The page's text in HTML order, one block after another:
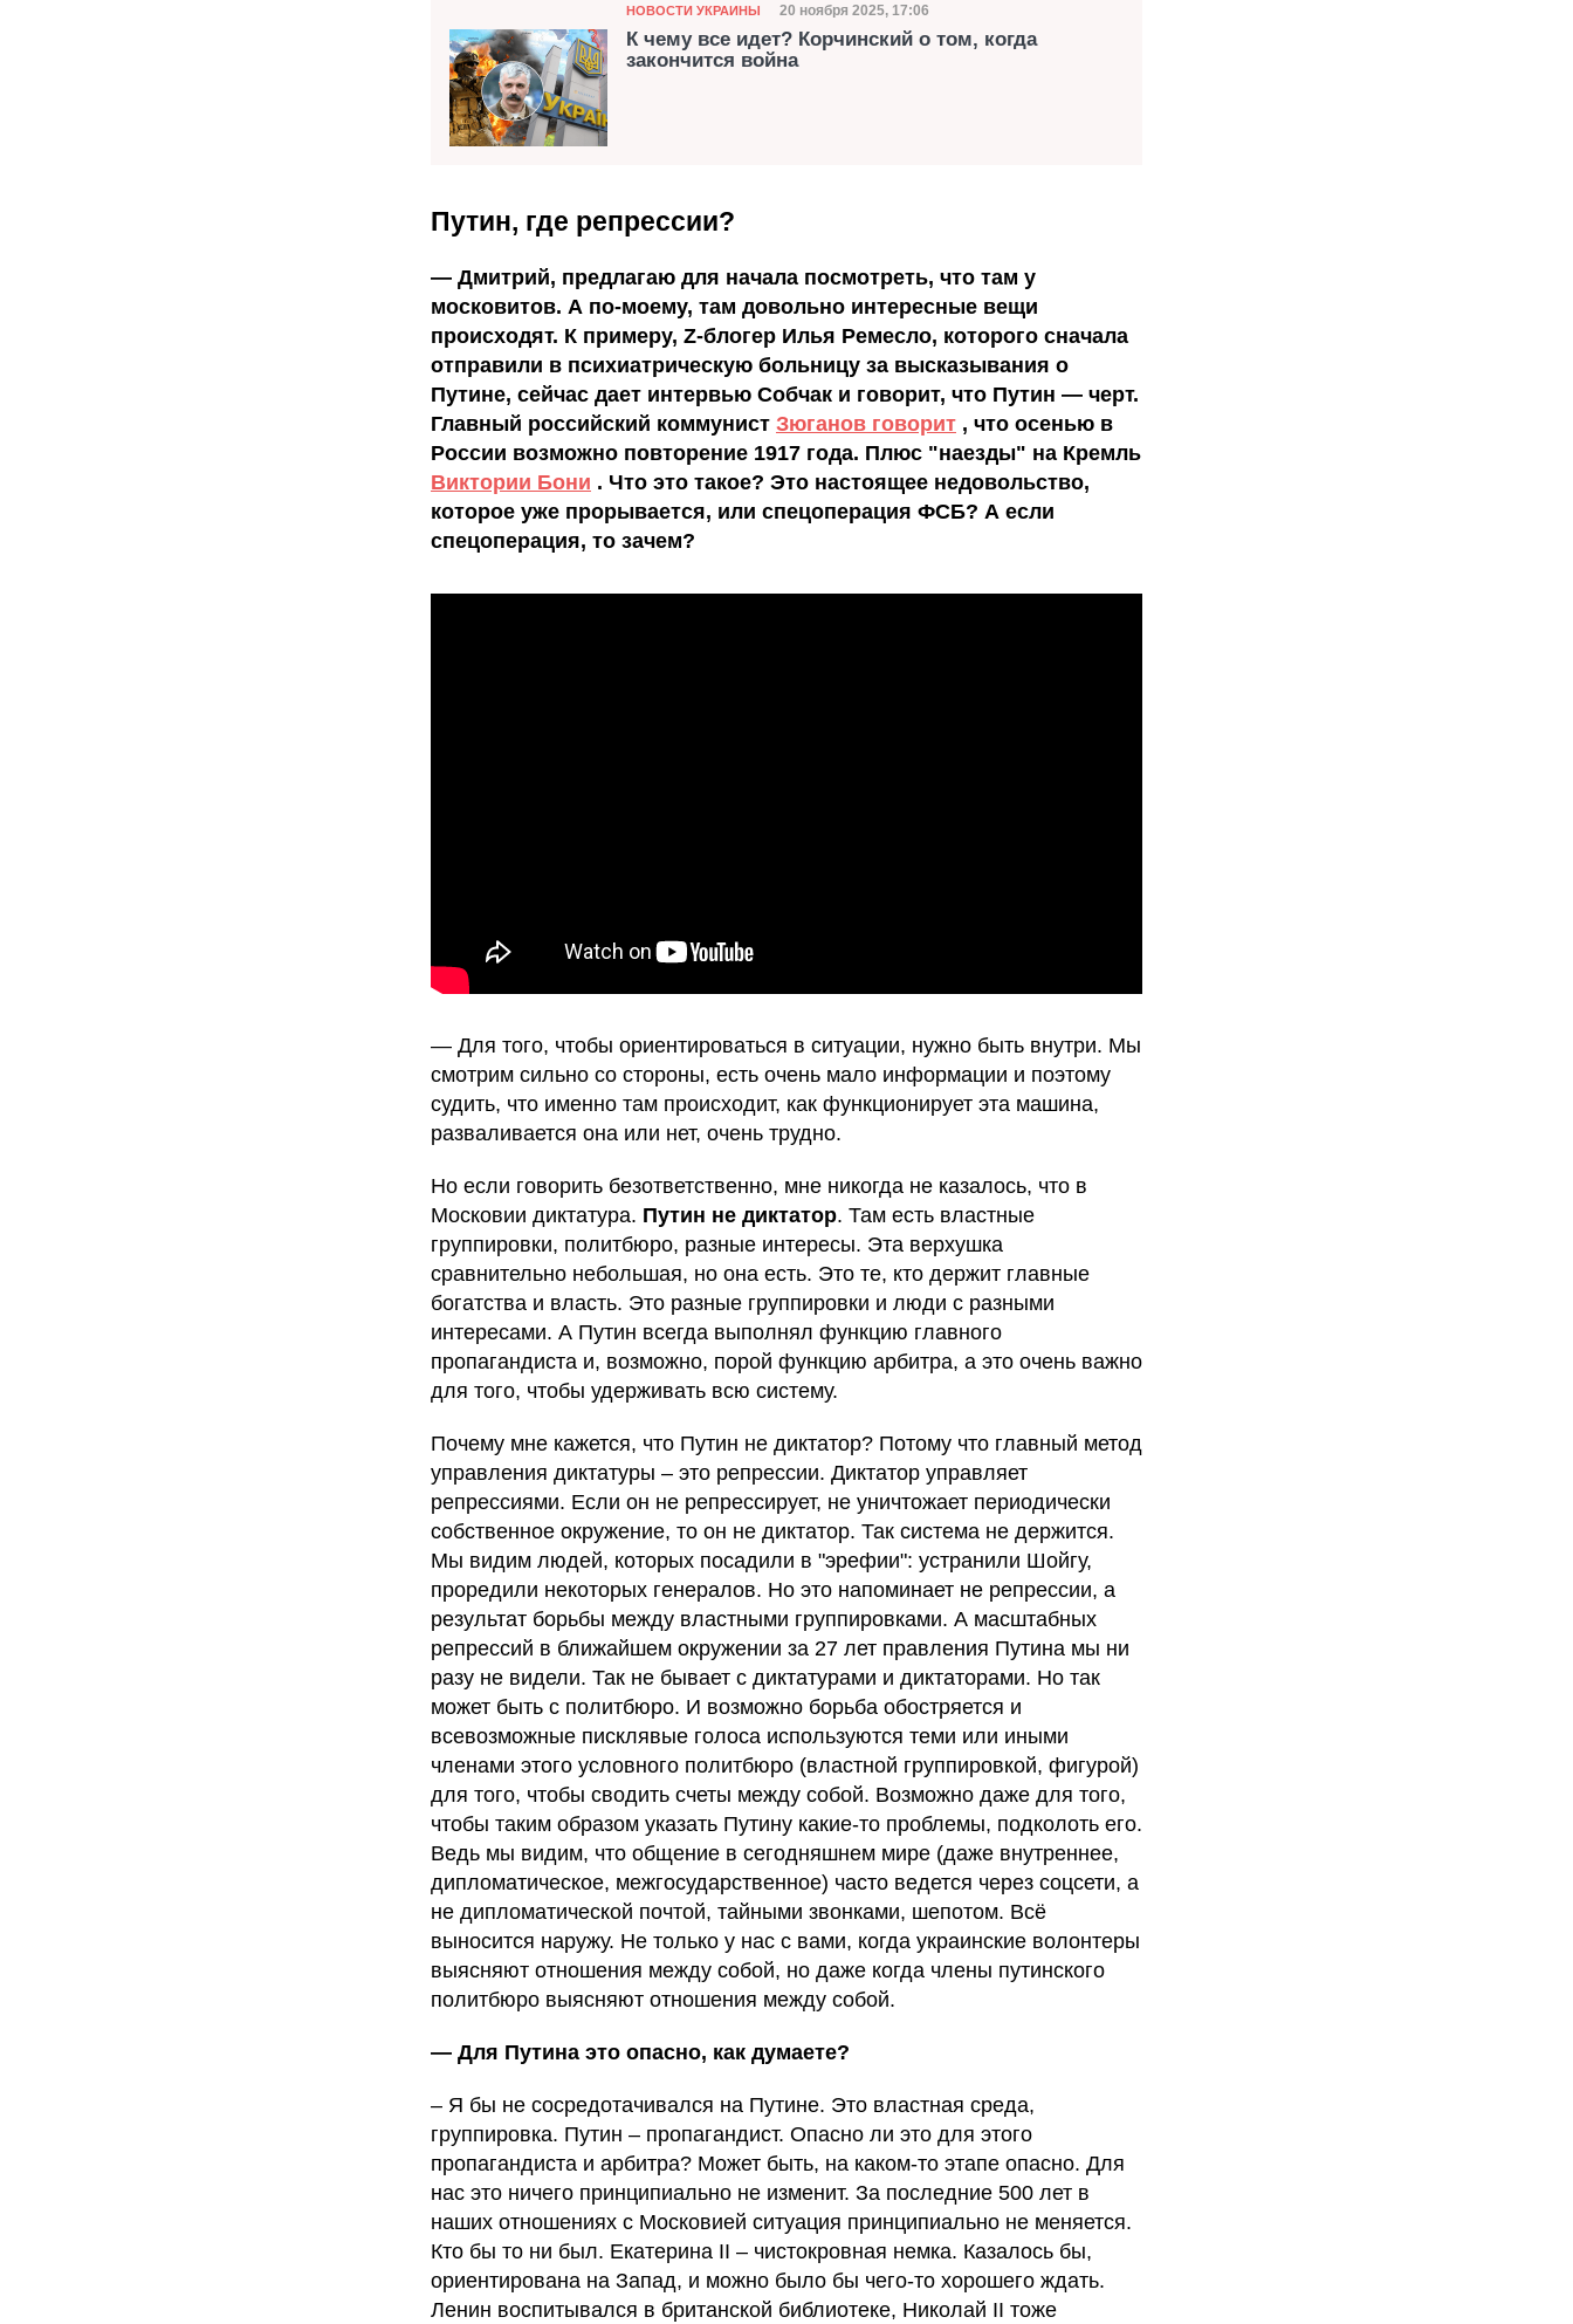
Категория
НОВОСТИ УКРАИНЫ Дата публикации
20 ноября 2025, 17:06
К чему все идет? Корчинский о том, когда
закончится война
Путин, где репрессии?
— Дмитрий, предлагаю для начала посмотреть, что там у
московитов. А по-моему, там довольно интересные вещи
происходят. К примеру, Z-блогер Илья Ремесло, которого сначала
отправили в психиатрическую больницу за высказывания о
Путине, сейчас дает интервью Собчак и говорит, что Путин — черт.
Главный российский коммунист Зюганов говорит , что осенью в
России возможно повторение 1917 года. Плюс "наезды" на Кремль
Виктории Бони . Что это такое? Это настоящее недовольство,
которое уже прорывается, или спецоперация ФСБ? А если
спецоперация, то зачем?
— Для того, чтобы ориентироваться в ситуации, нужно быть внутри. Мы
смотрим сильно со стороны, есть очень мало информации и поэтому
судить, что именно там происходит, как функционирует эта машина,
разваливается она или нет, очень трудно.
Но если говорить безответственно, мне никогда не казалось, что в
Московии диктатура. Путин не диктатор. Там есть властные
группировки, политбюро, разные интересы. Эта верхушка
сравнительно небольшая, но она есть. Это те, кто держит главные
богатства и власть. Это разные группировки и люди с разными
интересами. А Путин всегда выполнял функцию главного
пропагандиста и, возможно, порой функцию арбитра, а это очень важно
для того, чтобы удерживать всю систему.
Почему мне кажется, что Путин не диктатор? Потому что главный метод
управления диктатуры – это репрессии. Диктатор управляет
репрессиями. Если он не репрессирует, не уничтожает периодически
собственное окружение, то он не диктатор. Так система не держится.
Мы видим людей, которых посадили в "эрефии": устранили Шойгу,
проредили некоторых генералов. Но это напоминает не репрессии, а
результат борьбы между властными группировками. А масштабных
репрессий в ближайшем окружении за 27 лет правления Путина мы ни
разу не видели. Так не бывает с диктатурами и диктаторами. Но так
может быть с политбюро. И возможно борьба обостряется и
всевозможные писклявые голоса используются теми или иными
членами этого условного политбюро (властной группировкой, фигурой)
для того, чтобы сводить счеты между собой. Возможно даже для того,
чтобы таким образом указать Путину какие-то проблемы, подколоть его.
Ведь мы видим, что общение в сегодняшнем мире (даже внутреннее,
дипломатическое, межгосударственное) часто ведется через соцсети, а
не дипломатической почтой, тайными звонками, шепотом. Всё
выносится наружу. Не только у нас с вами, когда украинские волонтеры
выясняют отношения между собой, но даже когда члены путинского
политбюро выясняют отношения между собой.
— Для Путина это опасно, как думаете?
– Я бы не сосредотачивался на Путине. Это властная среда,
группировка. Путин – пропагандист. Опасно ли это для этого
пропагандиста и арбитра? Может быть, на каком-то этапе опасно. Для
нас это ничего принципиально не изменит. За последние 500 лет в
наших отношениях с Московией ситуация принципиально не меняется.
Кто бы то ни был. Екатерина II – чистокровная немка. Казалось бы,
ориентирована на Запад, и можно было бы чего-то хорошего ждать.
Ленин воспитывался в британской библиотеке, Николай II тоже